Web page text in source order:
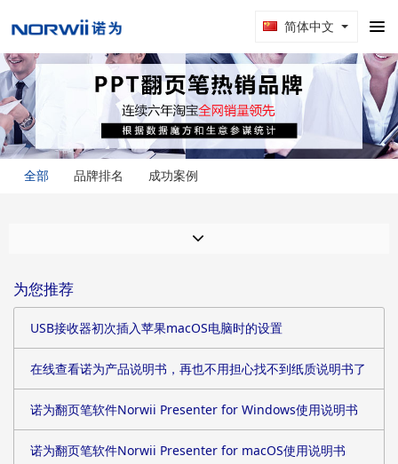
简体中文
全部 品牌排名 成功案例
为您推荐
USB接收器初次插入苹果macOS电脑时的设置
在线查看诺为产品说明书，再也不用担心找不到纸质说明书了
诺为翻页笔软件Norwii Presenter for Windows使用说明书
诺为翻页笔软件Norwii Presenter for macOS使用说明书